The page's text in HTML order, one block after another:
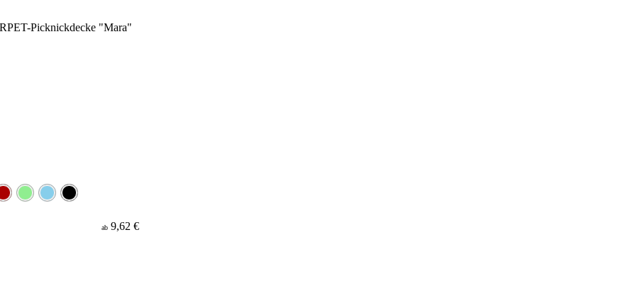
ab 9,62 €